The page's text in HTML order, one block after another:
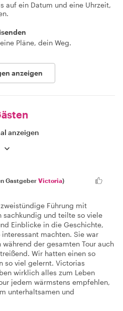
auf ein Datum und eine Uhrzeit,
Pläne, dein Weg.
anzeigen
anzeigen
Gastgeber Victoria)
Führung mit
und teilte so viele
Einblicke in die Geschichte,
machten. Sie war
der gesamten Tour auch
Wir hatten einen so
so viel gelernt. Victorias
wirklich alles zum Leben
jedem wärmstens empfehlen,
unterhaltsamen und